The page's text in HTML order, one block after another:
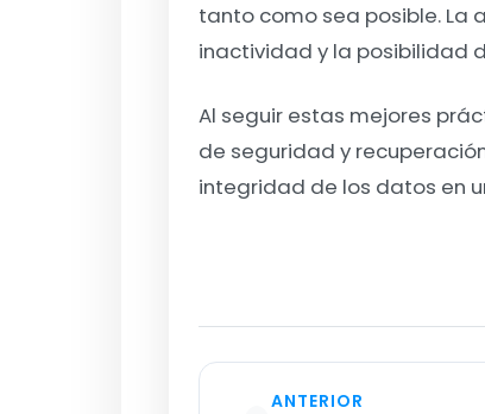
tanto como sea posible. La
inactividad y la posibilidad
Al seguir estas mejores
de seguridad y
integridad de los datos en
ANTERIOR